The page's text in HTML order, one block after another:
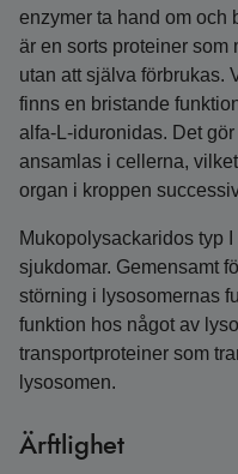
enzymer ta hand om och
är en sorts proteiner som
utan att själva förbrukas.
finns en bristande
alfa-L-iduronidas. Det
ansamlas i cellerna,
organ i kroppen
Mukopolysackaridos typ
sjukdomar. Gemensamt
störning i lysosomernas
funktion hos något av
transportproteiner som
lysosomen.
Ärftlighet